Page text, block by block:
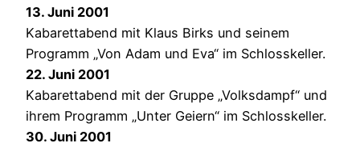
13. Juni 2001
Kabarettabend mit Klaus Birks und seinem
Programm „Von Adam und Eva“ im Schlosskeller.
22. Juni 2001
Kabarettabend mit der Gruppe „Volksdampf“ und
ihrem Programm „Unter Geiern“ im Schlosskeller.
30. Juni 2001